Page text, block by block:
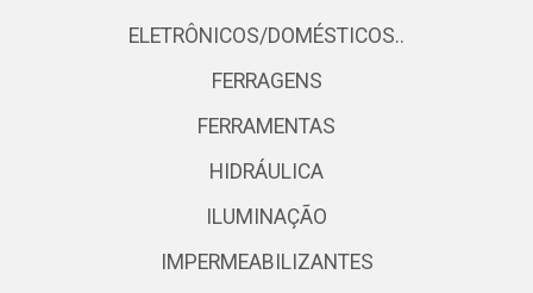
ELETRÔNICOS/DOMÉSTICOS..
FERRAGENS
FERRAMENTAS
HIDRÁULICA
ILUMINAÇÃO
IMPERMEABILIZANTES